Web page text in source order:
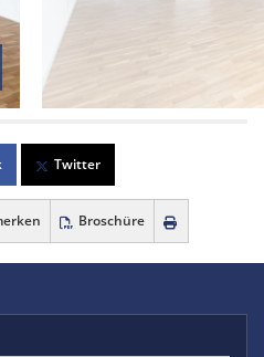
Twitter
Broschüre